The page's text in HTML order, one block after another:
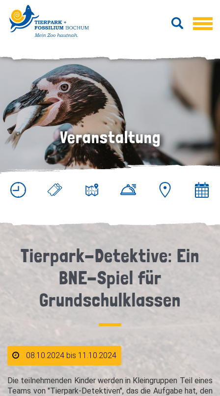
Veranstaltung
Tierpark-Detektive: Ein
BNE-Spiel für
Grundschulklassen
08.10.2024 bis 11.10.2024
Die teilnehmenden Kinder werden in Kleingruppen Teil eines
Teams von "Tierpark-Detektiven", das die Aufgabe hat, den